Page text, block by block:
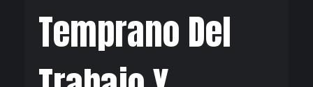
Temprano Del